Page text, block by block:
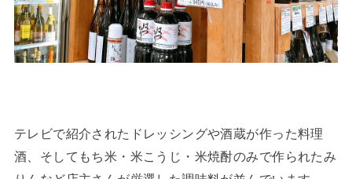
テレビで紹介されたドレッシングや酒蔵が作った料理
酒、そしてもち米・米こうじ・米焼酎のみで作られたみ